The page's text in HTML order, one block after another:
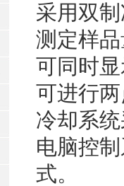
采用双
测定样
可同时
可进行
冷却系
电脑控制
式。